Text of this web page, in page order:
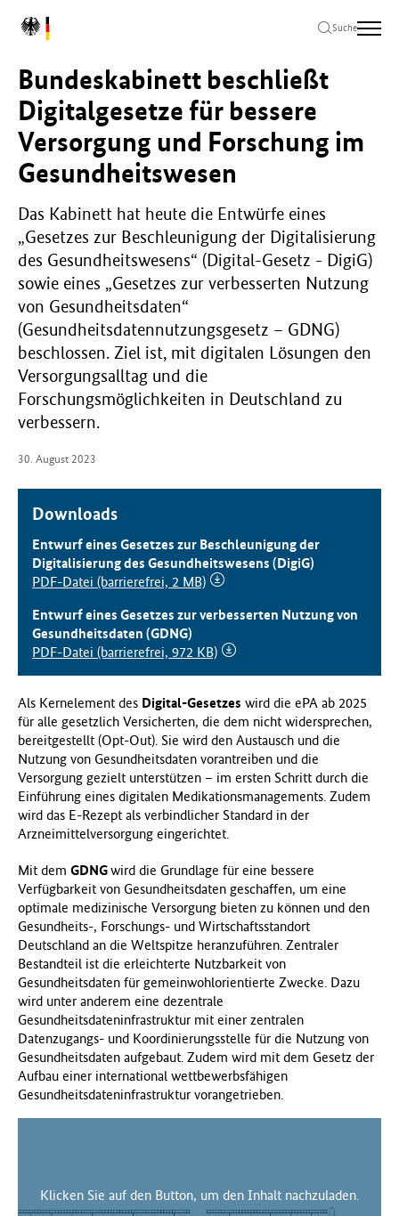
Hauptinhalt
springen
Hauptnavigation
springen
Seitenende
springen
L
o
B
u
n
d
e
m
n
i
s
t
e
r
i
u
m
f
r
e
B
M
G
)
Suche
Bundeskabinett beschließt
Digitalgesetze für bessere
Versorgung und Forschung im
Gesundheitswesen
Das Kabinett hat heute die Entwürfe eines
„Gesetzes zur Beschleunigung der Digitalisierung
des Gesundheitswesens“ (Digital-Gesetz - DigiG)
sowie eines „Gesetzes zur verbesserten Nutzung
von Gesundheitsdaten“
(Gesundheitsdatennutzungsgesetz – GDNG)
beschlossen. Ziel ist, mit digitalen Lösungen den
Versorgungsalltag und die
Forschungsmöglichkeiten in Deutschland zu
verbessern.
30. August 2023
Downloads
Entwurf eines Gesetzes zur Beschleunigung der
Digitalisierung des Gesundheitswesens (DigiG)
PDF-Datei (barrierefrei, 2 MB)
Entwurf eines Gesetzes zur verbesserten Nutzung von
Gesundheitsdaten (GDNG)
PDF-Datei (barrierefrei, 972 KB)
Als Kernelement des Digital-Gesetzes wird die ePA ab 2025
für alle gesetzlich Versicherten, die dem nicht widersprechen,
bereitgestellt (Opt-Out). Sie wird den Austausch und die
Nutzung von Gesundheitsdaten vorantreiben und die
Versorgung gezielt unterstützen – im ersten Schritt durch die
Einführung eines digitalen Medikationsmanagements. Zudem
wird das E-Rezept als verbindlicher Standard in der
Arzneimittelversorgung eingerichtet.
Mit dem GDNGwird die Grundlage für eine bessere
Verfügbarkeit von Gesundheitsdaten geschaffen, um eine
optimale medizinische Versorgung bieten zu können und den
Gesundheits-, Forschungs- und Wirtschaftsstandort
Deutschland an die Weltspitze heranzuführen. Zentraler
Bestandteil ist die erleichterte Nutzbarkeit von
Gesundheitsdaten für gemeinwohlorientierte Zwecke. Dazu
wird unter anderem eine dezentrale
Gesundheitsdateninfrastruktur mit einer zentralen
Datenzugangs- und Koordinierungsstelle für die Nutzung von
Gesundheitsdaten aufgebaut. Zudem wird mit dem Gesetz der
Aufbau einer international wettbewerbsfähigen
Gesundheitsdateninfrastruktur vorangetrieben.
Klicken Sie auf den Button, um den Inhalt nachzuladen.